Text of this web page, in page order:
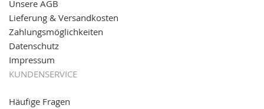
Partnershop
Online-Shop für einfaches Transportieren. Einfach
reinschauen...
Unsere AGB
Lieferung & Versandkosten
Zahlungsmöglichkeiten
Datenschutz
Impressum
KUNDENSERVICE
Häufige Fragen